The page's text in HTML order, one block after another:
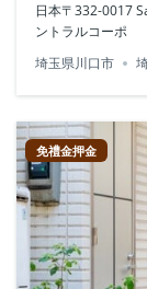
日本〒332-0017
ントラルコーポ
埼玉県川口市
免禮金押金